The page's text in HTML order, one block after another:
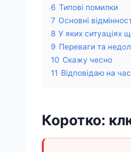
6 Типові помилки
7 Основні
8 У яких ситуаціях
9 Переваги та
10 Скажу чесно
11 Відповідаю на
Коротко: